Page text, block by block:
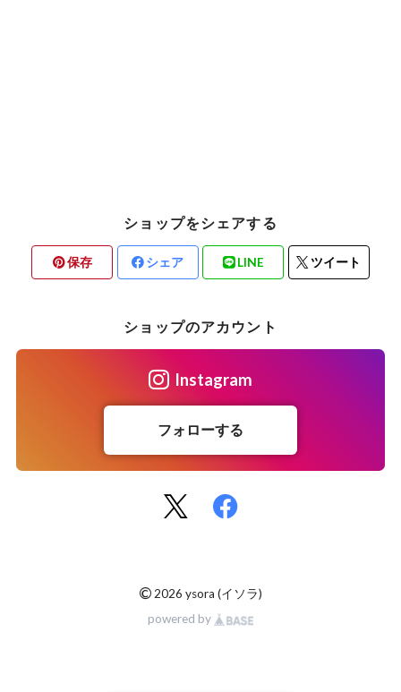
ショップをシェアする
保存 シェア LINE ツイート
ショップのアカウント
Instagram
フォローする
© 2026 ysora (イソラ)
powered by